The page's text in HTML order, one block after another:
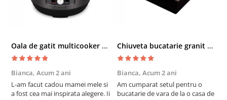
Oala de gatit multicooker 11 functii Instant Pot Pro Crisp 8 + Air Fryer 7.6 lt
Bianca, Acum 2 ani
L-am facut cadou mamei mele si
a fost cea mai inspirata alegere. Ii
Chiuveta bucatarie granit cu finisaj negru perlat/cupru Steingran Art Copper cu dozator si baterie Quadron
Bianca, Acum 2 ani
Am cumparat setul pentru o
bucatarie de vara de la o casa de